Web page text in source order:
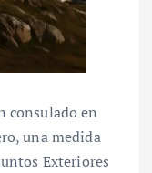
consulado en
una medida
Exteriores